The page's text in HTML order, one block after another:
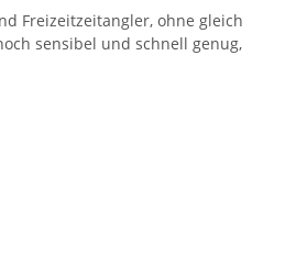
Freizeitzeitangler, ohne gleich
sensibel und schnell genug,